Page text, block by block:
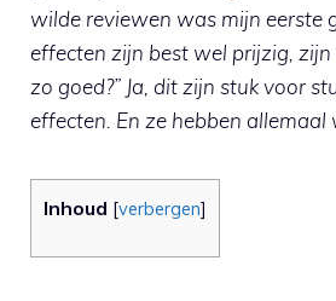
wilde reviewen was mijn eerste
effecten zijn best wel prijzig,
zo goed?” Ja, dit zijn stuk voor
effecten. En ze hebben allemaal
Inhoud [verbergen]